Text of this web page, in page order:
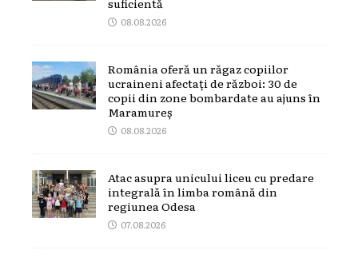
08.08.2026
România oferă un răgaz copiilor
ucraineni afectați de război: 30 de
copii din zone bombardate au ajuns în
Maramureș
08.08.2026
Atac asupra unicului liceu cu predare
integrală în limba română din
regiunea Odesa
07.08.2026